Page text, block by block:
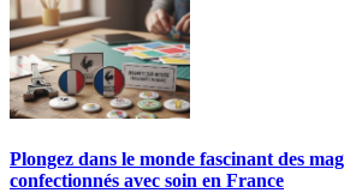
Plongez dans le monde fascinant des
confectionnés avec soin en France